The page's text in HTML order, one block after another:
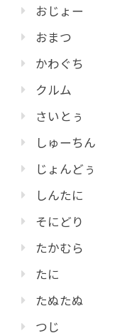
おじょー
おまつ
かわぐち
クルム
さいとぅ
しゅーちん
じょんどぅ
しんたに
そにどり
たかむら
たに
たぬたぬ
つじ